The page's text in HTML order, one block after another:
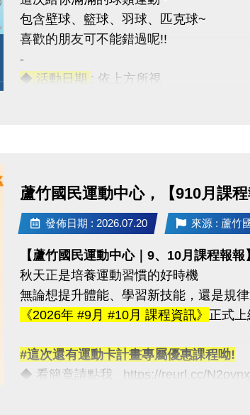
包含壁球、籃球、羽球、匹克球~
喜歡的朋友可不能錯過呢!!
-
◆ 活動日期: 依上方所視
2. 報名此次公益課程且開班成功學員，
◆ 名額有限，報滿為止(報名不限大小朋
連絡資訊
-洽詢專線：03-2639066 #115
-官網 : https://www.lzsports.com.tw/
-IG : @luzhusports
蘆竹國民運動中心，【910月課程
發佈日期 : 2026.07.20 來源 : 蘆竹
【蘆竹國民運動中心｜9、10月課程報報】
秋天正是培養運動習慣的好時機
無論想提升體能、學習新技能，還是規
《2026年 #9月 #10月 課程資訊》 正式上
#這次還有運動卡計畫專屬優惠課程呦!
◆ 看簡章請點我 https://reurl.cc/N2ovnx